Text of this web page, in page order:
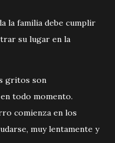
la familia debe cumplir
su lugar en la
gritos son
todo momento.
comienza en los
muy lentamente y